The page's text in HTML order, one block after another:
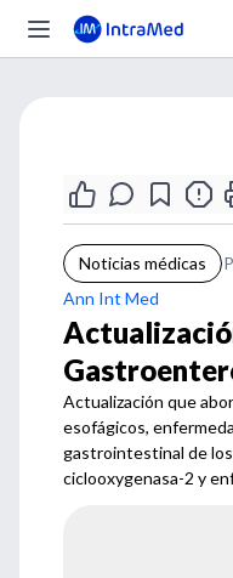
Noticias médicas
Ann Int Med
Actualización que
esofágicos,
gastrointestinal de
ciclooxygenasa-2 y